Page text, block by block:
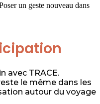
un geste nouveau dans
avec TRACE.
le même dans les
autour du voyage